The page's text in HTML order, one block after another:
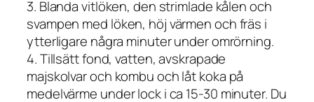
3. Blanda vitlöken, den strimlade kålen och
svampen med löken, höj värmen och fräs i
ytterligare några minuter under omrörning.
4. Tillsätt fond, vatten, avskrapade
majskolvar och kombu och låt koka på
medelvärme under lock i ca 15-30 minuter. Du